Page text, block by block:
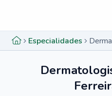
Especialidades